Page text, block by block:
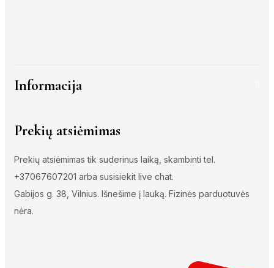
Informacija
Prekių atsiėmimas
Prekių atsiėmimas tik suderinus laiką, skambinti tel.
+37067607201 arba susisiekit live chat.
Gabijos g. 38, Vilnius. Išnešime į lauką. Fizinės parduotuvės
nėra.